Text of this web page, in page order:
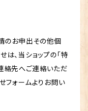
のお申出その他個
、当ショップの「特
絡先へご連絡いただ
フォームよりお問い